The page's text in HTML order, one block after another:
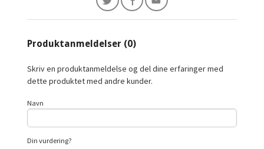
Produktanmeldelser (0)
Skriv en produktanmeldelse og del dine erfaringer med
dette produktet med andre kunder.
Navn
Din vurdering?